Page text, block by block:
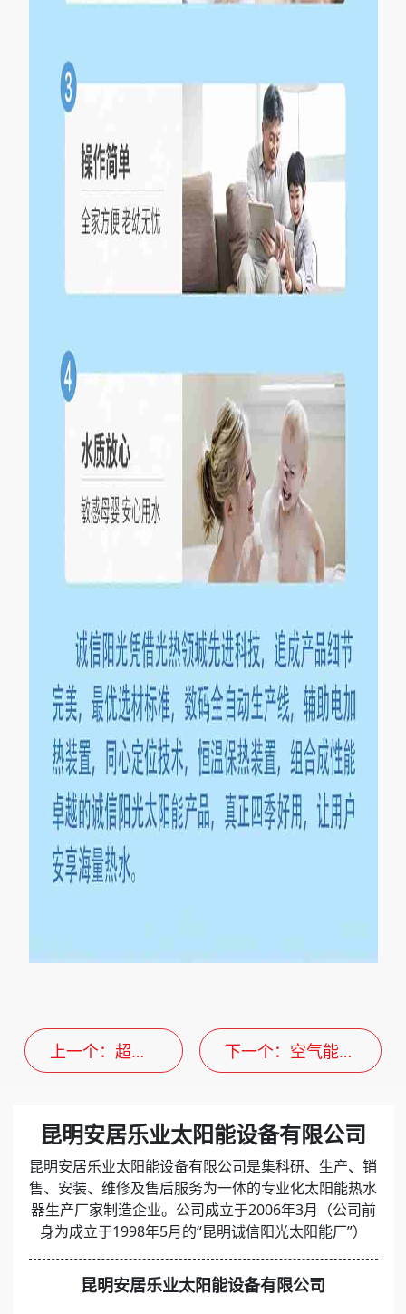
上一个：超霸
下一个：空气能系
昆明安居乐业太阳能设备有限公司
昆明安居乐业太阳能设备有限公司是集科研、生产、销
售、安装、维修及售后服务为一体的专业化太阳能热水
器生产厂家制造企业。公司成立于2006年3月（公司前
身为成立于1998年5月的“昆明诚信阳光太阳能厂”）
昆明安居乐业太阳能设备有限公司